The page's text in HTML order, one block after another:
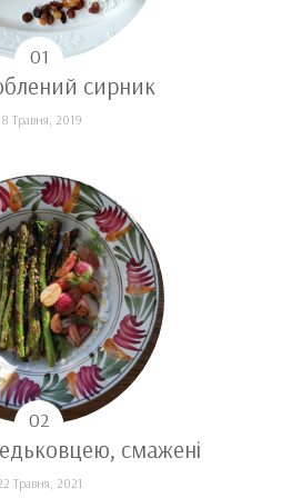
сирник
Травня, 2019
смажені
Травня, 2021